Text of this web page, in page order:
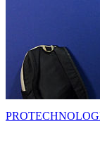
PRO